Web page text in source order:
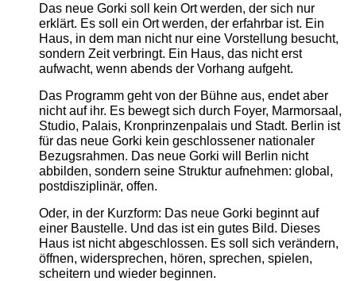
Das neue Gorki soll kein Ort werden, der sich nur
erklärt. Es soll ein Ort werden, der erfahrbar ist. Ein
Haus, in dem man nicht nur eine Vorstellung besucht,
sondern Zeit verbringt. Ein Haus, das nicht erst
aufwacht, wenn abends der Vorhang aufgeht.
Das Programm geht von der Bühne aus, endet aber
nicht auf ihr. Es bewegt sich durch Foyer, Marmorsaal,
Studio, Palais, Kronprinzenpalais und Stadt. Berlin ist
für das neue Gorki kein geschlossener nationaler
Bezugsrahmen. Das neue Gorki will Berlin nicht
abbilden, sondern seine Struktur aufnehmen: global,
postdisziplinär, offen.
Oder, in der Kurzform: Das neue Gorki beginnt auf
einer Baustelle. Und das ist ein gutes Bild. Dieses
Haus ist nicht abgeschlossen. Es soll sich verändern,
öffnen, widersprechen, hören, sprechen, spielen,
scheitern und wieder beginnen.